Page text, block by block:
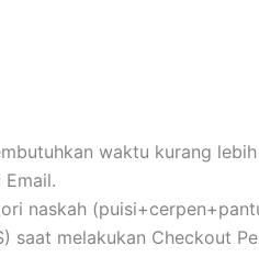
waktu kurang
naskah
saat melakukan Checkout